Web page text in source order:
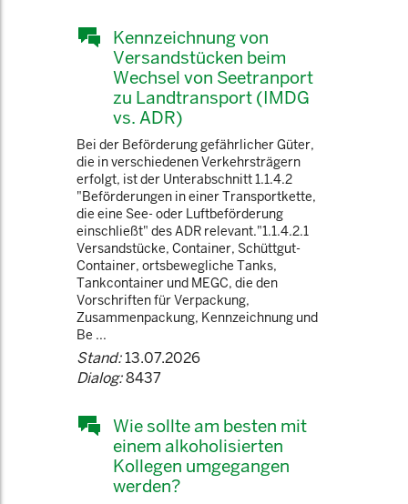
Kennzeichnung von
Versandstücken beim
Wechsel von Seetranport
zu Landtransport (IMDG
vs. ADR)
Bei der Beförderung gefährlicher Güter,
die in verschiedenen Verkehrsträgern
erfolgt, ist der Unterabschnitt 1.1.4.2
"Beförderungen in einer Transportkette,
die eine See- oder Luftbeförderung
einschließt" des ADR relevant."1.1.4.2.1
Versandstücke, Container, Schüttgut-
Container, ortsbewegliche Tanks,
Tankcontainer und MEGC, die den
Vorschriften für Verpackung,
Zusammenpackung, Kennzeichnung und
Be ...
Stand:13.07.2026
Dialog:8437
Wie sollte am besten mit
einem alkoholisierten
Kollegen umgegangen
werden?